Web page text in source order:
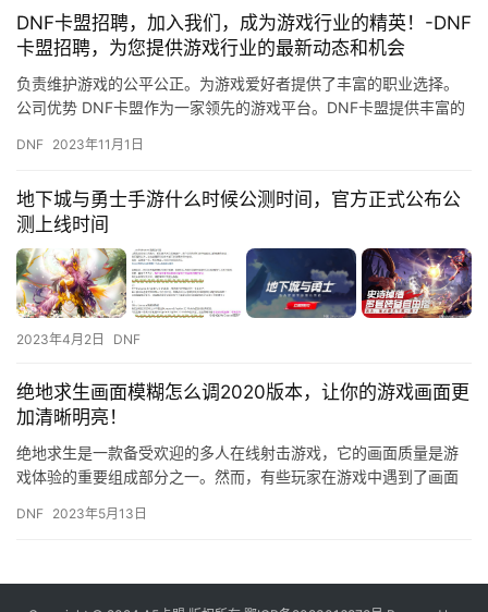
DNF卡盟招聘，加入我们，成为游戏行业的精英！-DNF
卡盟招聘，为您提供游戏行业的最新动态和机会
负责维护游戏的公平公正。为游戏爱好者提供了丰富的职业选择。
公司优势 DNF卡盟作为一家领先的游戏平台。DNF卡盟提供丰富的
DNF 2023年11月1日
地下城与勇士手游什么时候公测时间，官方正式公布公
测上线时间
2023年4月2日 DNF
绝地求生画面模糊怎么调2020版本，让你的游戏画面更
加清晰明亮！
绝地求生是一款备受欢迎的多人在线射击游戏，它的画面质量是游
戏体验的重要组成部分之一。然而，有些玩家在游戏中遇到了画面
绍如何…
DNF 2023年5月13日